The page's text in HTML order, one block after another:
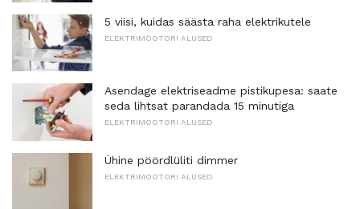
5 viisi, kuidas säästa raha elektrikutele
ELEKTRIMOOTORI ALUSED
Asendage elektriseadme pistikupesa: saate
seda lihtsat parandada 15 minutiga
ELEKTRIMOOTORI ALUSED
Ühine pöördlüliti dimmer
ELEKTRIMOOTORI ALUSED